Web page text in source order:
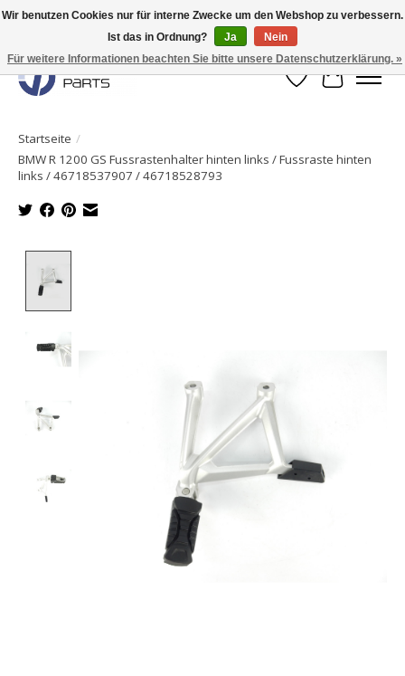
Originale Teile sofort lieferbar!
Wunschzettel
Ihr
Startseite /
BMW R 1200 GS Fussrastenhalter hinten links / Fussraste hinten
links / 46718537907 / 46718528793
Wir benutzen Cookies nur für interne Zwecke um den Webshop zu verbessern.
Ist das in Ordnung?
Ja
Nein
Für weitere Informationen beachten Sie bitte unsere Datenschutzerklärung. »